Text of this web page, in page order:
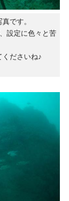
です。
設定に色々と苦
ださいね♪